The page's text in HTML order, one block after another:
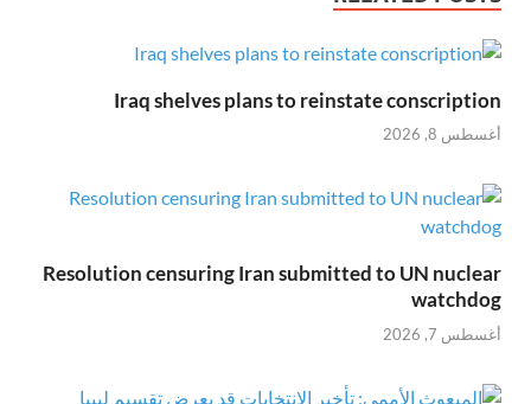
Iraq shelves plans to reinstate conscription
أغسطس 8, 2026
Resolution censuring Iran submitted to UN nuclear
watchdog
أغسطس 7, 2026